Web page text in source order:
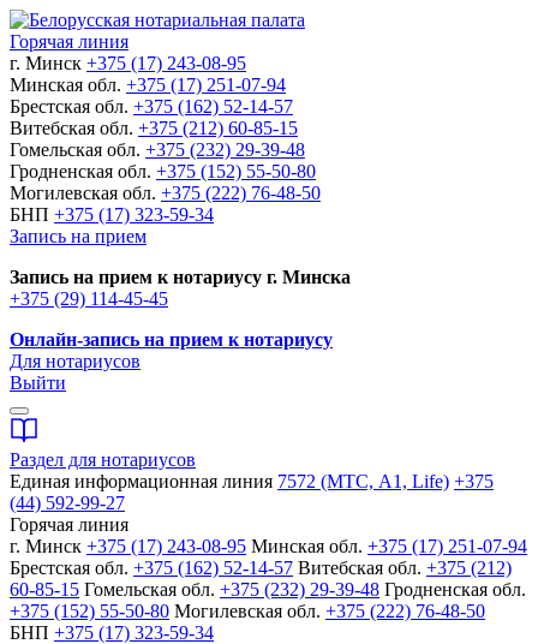
Горячая линия
г. Минск +375 (17) 243-08-95
Минская обл. +375 (17) 251-07-94
Брестская обл. +375 (162) 52-14-57
Витебская обл. +375 (212) 60-85-15
Гомельская обл. +375 (232) 29-39-48
Гродненская обл. +375 (152) 55-50-80
Могилевская обл. +375 (222) 76-48-50
БНП +375 (17) 323-59-34
Запись на прием
Запись на прием к нотариусу г. Минска
+375 (29) 114-45-45
Онлайн-запись на прием к нотариусу
Для нотариусов
Выйти
Раздел для нотариусов
Единая информационная линия 7572 (МТС, A1, Life) +375
(44) 592-99-27
Горячая линия
г. Минск +375 (17) 243-08-95 Минская обл. +375 (17) 251-07-94
Брестская обл. +375 (162) 52-14-57 Витебская обл. +375 (212)
60-85-15 Гомельская обл. +375 (232) 29-39-48 Гродненская обл.
+375 (152) 55-50-80 Могилевская обл. +375 (222) 76-48-50
БНП +375 (17) 323-59-34